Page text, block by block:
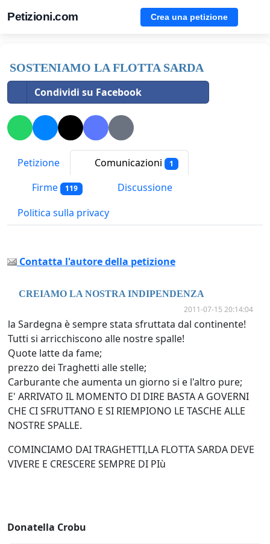
Petizioni.com Crea una petizione
SOSTENIAMO LA FLOTTA SARDA
Condividi su Facebook
Petizione Comunicazioni 1
Firme 119
Discussione
Politica sulla privacy
Contatta l'autore della petizione
CREIAMO LA NOSTRA INDIPENDENZA
2011-07-15 20:14:04
la Sardegna è sempre stata sfruttata dal continente!
Tutti si arricchiscono alle nostre spalle!
Quote latte da fame;
prezzo dei Traghetti alle stelle;
Carburante che aumenta un giorno si e l'altro pure;
E' ARRIVATO IL MOMENTO DI DIRE BASTA A GOVERNI
CHE CI SFRUTTANO E SI RIEMPIONO LE TASCHE ALLE
NOSTRE SPALLE.
COMINCIAMO DAI TRAGHETTI,LA FLOTTA SARDA DEVE
VIVERE E CRESCERE SEMPRE DI PIù
Donatella Crobu